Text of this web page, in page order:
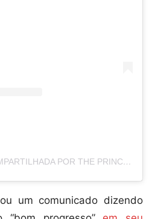
UMA PUBLICAÇÃO COMPARTILHADA POR THE PRINCE AND PRINCESS OF WALES (@PRINCEANDPRINCESSOFWALES)
um comunicado dizendo